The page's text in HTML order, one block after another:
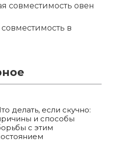
совместимость овен
в
делать, если скучно:
и способы
с этим